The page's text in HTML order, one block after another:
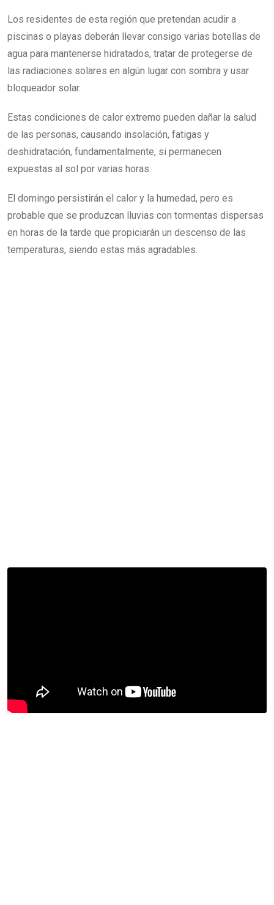
Los residentes de esta región que pretendan acudir a
piscinas o playas deberán llevar consigo varias botellas de
agua para mantenerse hidratados, tratar de protegerse de
las radiaciones solares en algún lugar con sombra y usar
bloqueador solar.
Estas condiciones de calor extremo pueden dañar la salud
de las personas, causando insolación, fatigas y
deshidratación, fundamentalmente, si permanecen
expuestas al sol por varias horas.
El domingo persistirán el calor y la humedad, pero es
probable que se produzcan lluvias con tormentas dispersas
en horas de la tarde que propiciarán un descenso de las
temperaturas, siendo estas más agradables.